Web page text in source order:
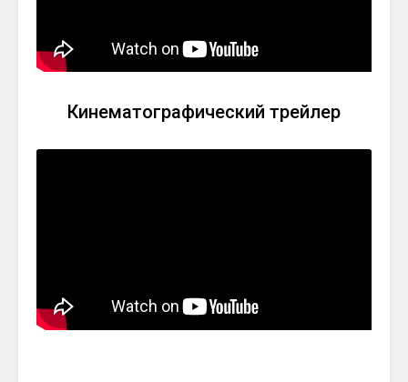
Кинематографический трейлер